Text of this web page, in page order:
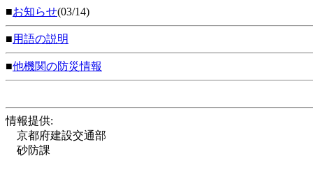
■お知らせ(03/14)
■用語の説明
■他機関の防災情報
情報提供:
京都府建設交通部
砂防課